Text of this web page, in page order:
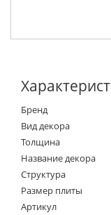
Бренд
Вид декора
Толщина
Название декора
Структура
Размер плиты
Артикул